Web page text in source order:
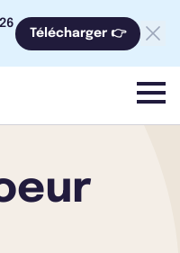
Télécharger 👉
menu